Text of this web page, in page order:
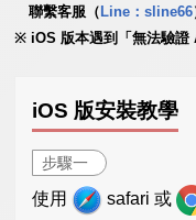
聯繫客服（ Line：sline66
iOS 版本遇到「無法驗證
iOS 版安裝教學
步驟一
使用 safari 或